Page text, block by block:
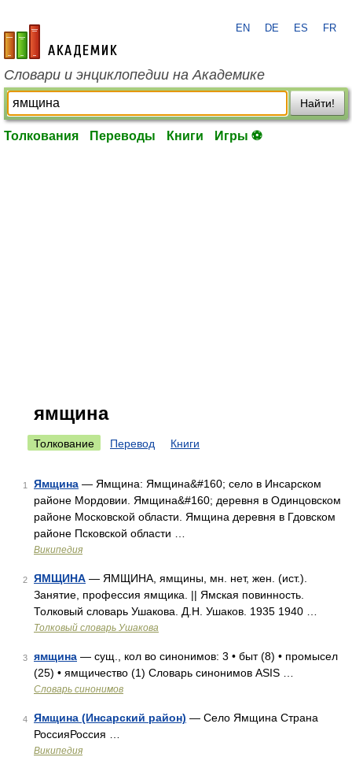
academic.ru
EN DE ES FR
Словари и энциклопедии на Академике
Найти!
Толкования Переводы Книги Игры ⚽
ямщина
Толкование Перевод Книги
1 Ямщина — Ямщина: Ямщина&#160; село в Инсарском
районе Мордовии. Ямщина&#160; деревня в Одинцовском
районе Московской области. Ямщина деревня в Гдовском
районе Псковской области …
Википедия
2 ЯМЩИНА — ЯМЩИНА, ямщины, мн. нет, жен. (ист.).
Занятие, профессия ямщика. || Ямская повинность.
Толковый словарь Ушакова. Д.Н. Ушаков. 1935 1940 …
Толковый словарь Ушакова
3 ямщина — сущ., кол во синонимов: 3 • быт (8) • промысел
(25) • ямщичество (1) Словарь синонимов ASIS …
Словарь синонимов
4 Ямщина (Инсарский район) — Село Ямщина Страна
РоссияРоссия …
Википедия